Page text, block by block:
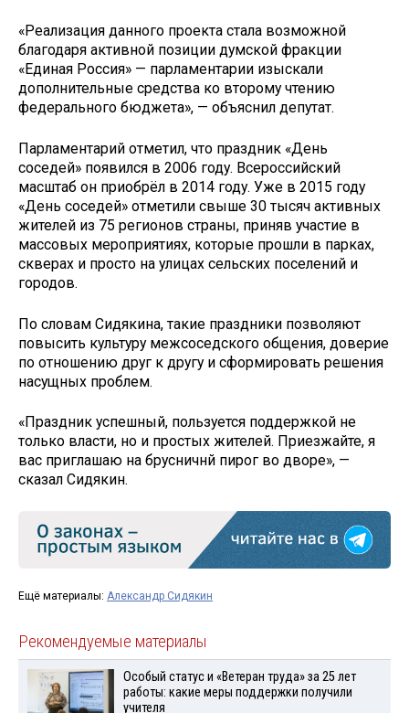
«Реализация данного проекта стала возможной
благодаря активной позиции думской фракции
«Единая Россия» — парламентарии изыскали
дополнительные средства ко второму чтению
федерального бюджета», — объяснил депутат.
Парламентарий отметил, что праздник «День
соседей» появился в 2006 году. Всероссийский
масштаб он приобрёл в 2014 году. Уже в 2015 году
«День соседей» отметили свыше 30 тысяч активных
жителей из 75 регионов страны, приняв участие в
массовых мероприятиях, которые прошли в парках,
скверах и просто на улицах сельских поселений и
городов.
По словам Сидякина, такие праздники позволяют
повысить культуру межсоседского общения, доверие
по отношению друг к другу и сформировать решения
насущных проблем.
«Праздник успешный, пользуется поддержкой не
только власти, но и простых жителей. Приезжайте, я
вас приглашаю на брусничнй пирог во дворе», —
сказал Сидякин.
Ещё материалы: Александр Сидякин
Рекомендуемые материалы
Особый статус и «Ветеран труда» за 25 лет
работы: какие меры поддержки получили
учителя